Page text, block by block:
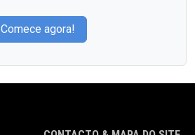
Comece agora!